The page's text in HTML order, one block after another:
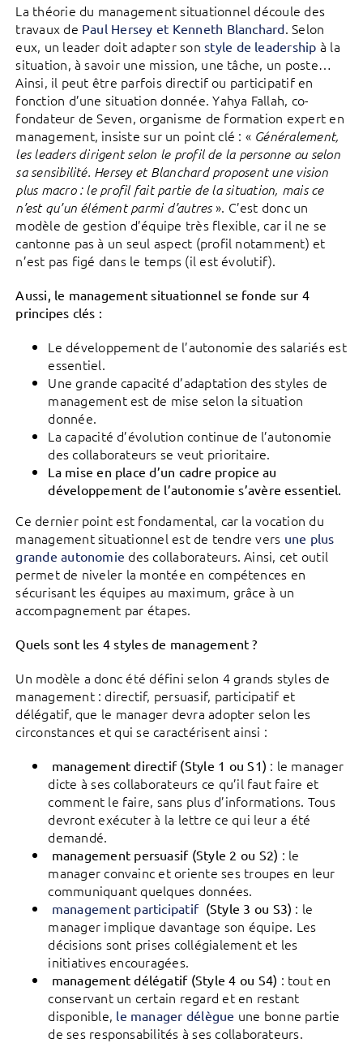
La théorie du management situationnel découle des
travaux de Paul Hersey et Kenneth Blanchard. Selon
eux, un leader doit adapter sonstyle de leadership à la
situation, à savoir une mission, une tâche, un poste…
Ainsi, il peut être parfois directif ou participatif en
fonction d’une situation donnée. Yahya Fallah, co-
fondateur de Seven, organisme de formation expert en
management, insiste sur un point clé : « Généralement,
les leaders dirigent selon le profil de la personne ou selon
sa sensibilité. Hersey et Blanchard proposent une vision
plus macro : le profil fait partie de la situation, mais ce
n’est qu’un élément parmi d’autres». C’est donc un
modèle de gestion d’équipe très flexible, car il ne se
cantonne pas à un seul aspect (profil notamment) et
n’est pas figé dans le temps (il est évolutif).
Aussi, le management situationnel se fonde sur 4
principes clés :
Le développement de l’autonomie des salariés est
essentiel.
Une grande capacité d’adaptation des styles de
management est de mise selon la situation
donnée.
La capacité d’évolution continue de l’autonomie
des collaborateurs se veut prioritaire.
La mise en place d’un cadre propice au
développement de l’autonomie s’avère essentiel.
Ce dernier point est fondamental, car la vocation du
management situationnel est de tendre vers une plus
grande autonomie des collaborateurs. Ainsi, cet outil
permet de niveler la montée en compétences en
sécurisant les équipes au maximum, grâce à un
accompagnement par étapes.
Quels sont les 4 styles de management ?
Un modèle a donc été défini selon 4 grands styles de
management : directif, persuasif, participatif et
délégatif, que le manager devra adopter selon les
circonstances et qui se caractérisent ainsi :
management directif (Style 1 ou S1) : le manager
dicte à ses collaborateurs ce qu’il faut faire et
comment le faire, sans plus d’informations. Tous
devront exécuter à la lettre ce qui leur a été
demandé.
management persuasif (Style 2 ou S2) : le
manager convainc et oriente ses troupes en leur
communiquant quelques données.
management participatif (Style 3 ou S3) : le
manager implique davantage son équipe. Les
décisions sont prises collégialement et les
initiatives encouragées.
management délégatif (Style 4 ou S4) : tout en
conservant un certain regard et en restant
disponible, le manager délègue une bonne partie
de ses responsabilités à ses collaborateurs.